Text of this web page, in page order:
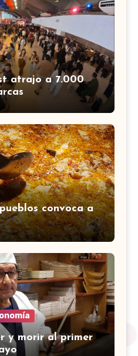
atrajo a 7.000
convoca a
y morir al primer